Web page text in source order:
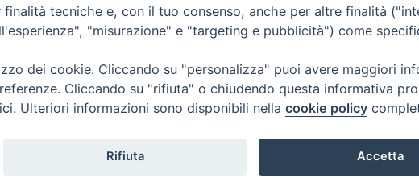
Policy Cookie Policy
tecniche e, con il tuo consenso, anche per altre finalità
"misurazione" e "targeting e pubblicità") come
dei cookie. Cliccando su "personalizza" puoi avere maggiori
Cliccando su "rifiuta" o chiudendo questa informativa
Ulteriori informazioni sono disponibili nella cookie policy
Rifiuta Accetta